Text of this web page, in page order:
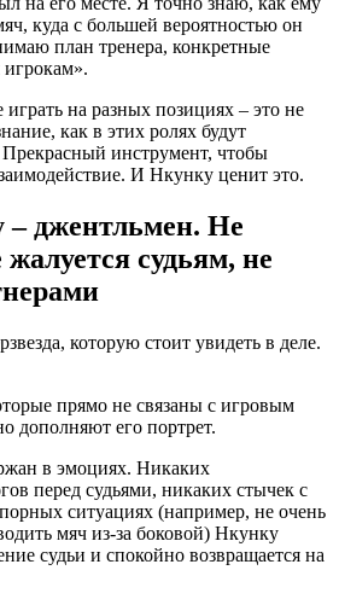
куда с большей вероятностью он
план тренера, конкретные
на разных позициях – это не
как в этих ролях будут
Прекрасный инструмент, чтобы
И Нкунку ценит это.
джентльмен. Не
судьям, не
прямо не связаны с игровым
дополняют его портрет.
в эмоциях. Никаких
перед судьями, никаких стычек с
ситуациях (например, не очень
мяч из-за боковой) Нкунку
судьи и спокойно возвращается на